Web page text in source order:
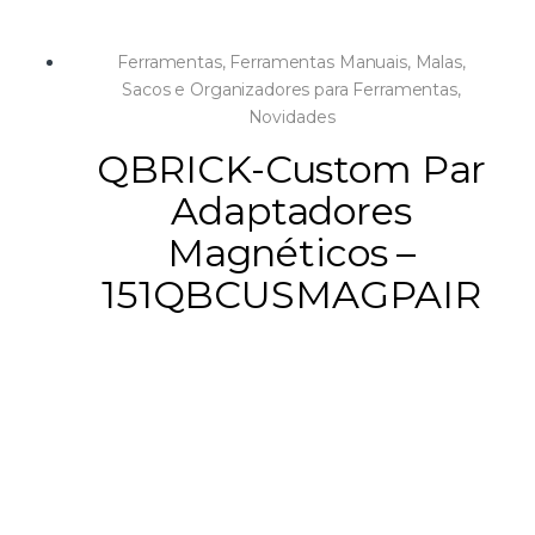
Ferramentas, Ferramentas Manuais, Malas,
Sacos e Organizadores para Ferramentas,
Novidades
QBRICK-Custom Par
Adaptadores
Magnéticos –
151QBCUSMAGPAIR